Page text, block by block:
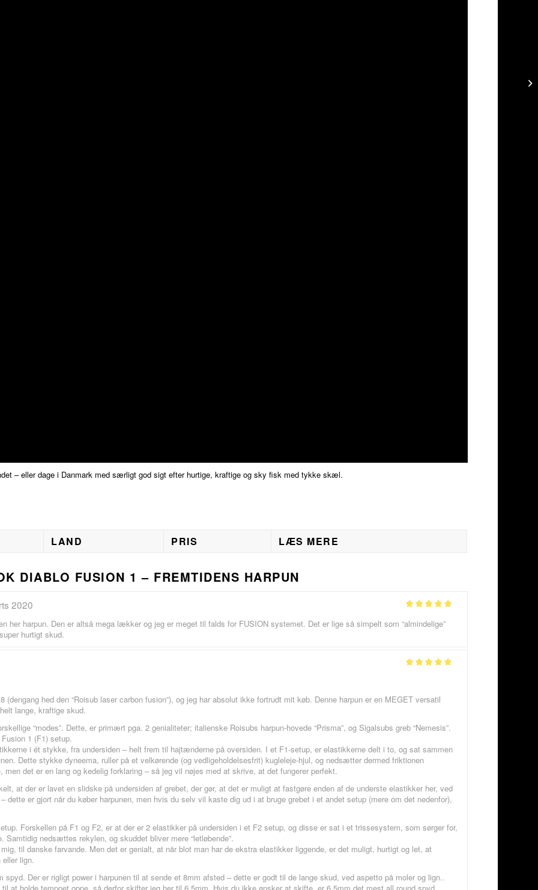
– eller dage i Danmark med særligt god sigt efter hurtige, kraftige og sky fisk med tykke skæl.
LAND PRIS LÆS MERE
DIABLO FUSION 1 – FREMTIDENS HARPUN
ud af 5
2020
her harpun. Den er altså mega lækker og jeg er meget til falds for FUSION systemet. Det er lige så simpelt som “almindelige”
hurtigt skud.
(dengang hed den “Roisub laser carbon fusion”), og jeg har absolut ikke fortrudt mit køb. Denne harpun er en MEGET versatil
lange, kraftige skud.
“modes”. Dette, er primært pga. 2 genialiteter; italienske Roisubs harpun-hovede “Prisma”, og Sigalsubs greb “Nemesis”.
1 (F1) setup.
i ét stykke, fra undersiden – helt frem til hajtænderne på oversiden. I et F1-setup, er elastikkerne delt i to, og sat sammen
Dette stykke dyneema, ruller på et velkørende (og vedligeholdelsesfrit) kugleleje-hjul, og nedsætter dermed friktionen
det er en lang og kedelig forklaring – så jeg vil nøjes med at skrive, at det fungerer perfekt.
at der er lavet en slidske på undersiden af grebet, der gør, at det er muligt at fastgøre enden af de underste elastikker her, ved
er gjort når du køber harpunen, men hvis du selv vil kaste dig ud i at bruge grebet i et andet setup (mere om det nedenfor),
Forskellen på F1 og F2, er at der er 2 elastikker på undersiden i et F2 setup, og disse er sat i et trissesystem, som sørger for,
nedsættes rekylen, og skuddet bliver mere “letløbende”.
til danske farvande. Men det er genialt, at når blot man har de ekstra elastikker liggende, er det muligt, hurtigt og let, at
eller lign.
spyd. Der er rigligt power i harpunen til at sende et 8mm afsted – dette er godt til de lange skud, ved aspetto på moler og lign..